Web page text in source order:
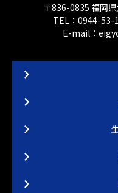
〒836-0835 福岡
TEL：0944-53-
E-mail：